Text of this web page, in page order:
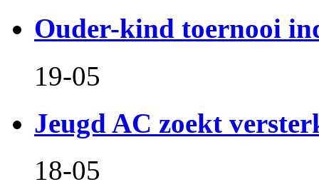
Ouder-kind toernooi
19-05
Jeugd AC zoekt
18-05